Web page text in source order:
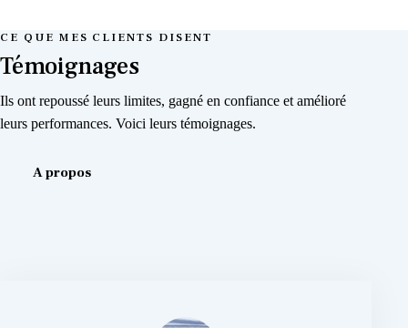
CE QUE MES CLIENTS DISENT
Témoignages
Ils ont repoussé leurs limites, gagné en confiance et amélioré
leurs performances. Voici leurs témoignages.
A propos